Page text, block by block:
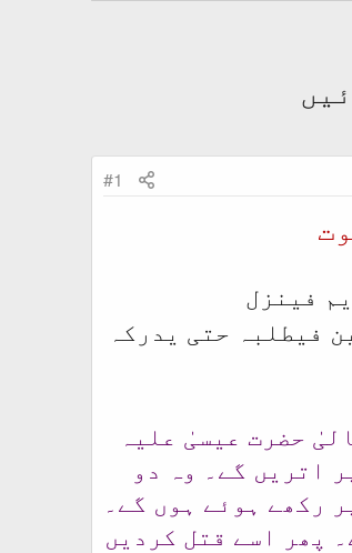
#1
فینزل
فیطلبہ حتی یدرکہ
حضرت عیسیٰ علیہ
اتریں گے۔ وہ دو
رکھے ہوئے ہوں گے۔
پھر اسے قتل کردیں